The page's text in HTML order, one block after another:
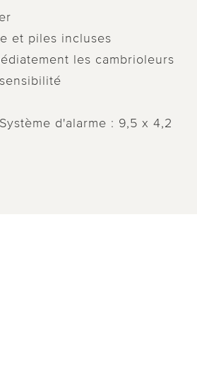
et piles incluses
les cambrioleurs
d'alarme : 9,5 x 4,2